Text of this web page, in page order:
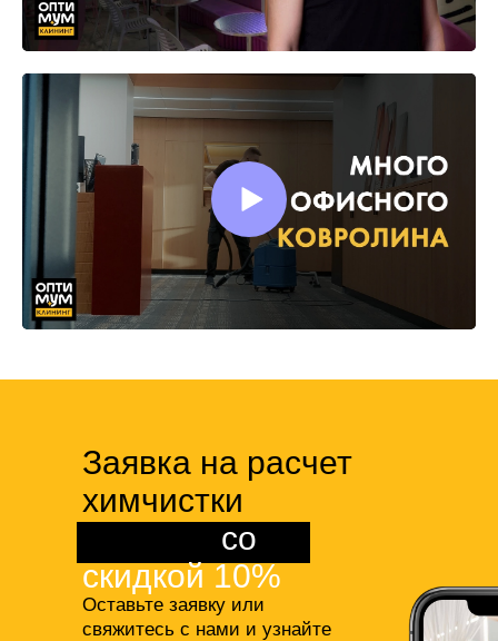
Оставьте заявку или
свяжитесь с нами и узнайте
Заявка на расчет
химчистки
со
скидкой 10%